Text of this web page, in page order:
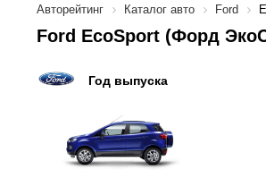
Авторейтинг Каталог авто Ford
Ford EcoSport (Форд
Год выпуска